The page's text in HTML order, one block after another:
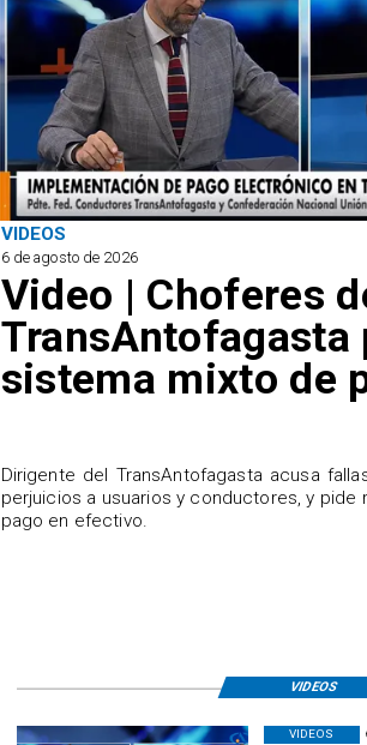
VIDEOS
6 de agosto de 2026
Video | Choferes
TransAntofagasta
sistema mixto de
​Dirigente del TransAntofagasta acusa
perjuicios a usuarios y conductores, y
pago en efectivo.
VIDEOS
VIDEOS